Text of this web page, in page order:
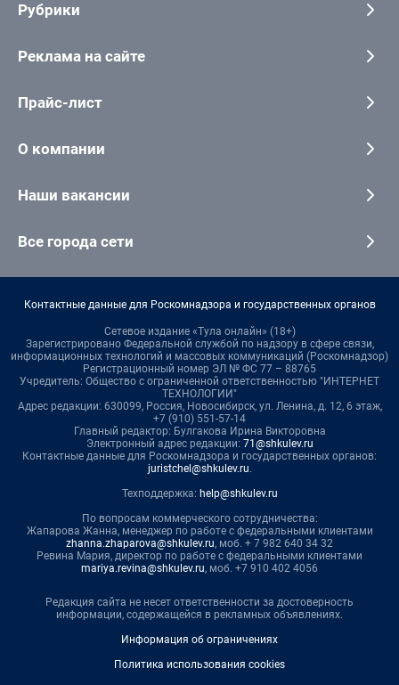
Рубрики
Реклама на сайте
Прайс-лист
О компании
Наши вакансии
Все города сети
Контактные данные для Роскомнадзора и государственных органов
Сетевое издание «Тула онлайн» (18+)
Зарегистрировано Федеральной службой по надзору в сфере связи,
информационных технологий и массовых коммуникаций (Роскомнадзор)
Регистрационный номер ЭЛ № ФС 77 – 88765
Учредитель: Общество с ограниченной ответственностью "ИНТЕРНЕТ
ТЕХНОЛОГИИ"
Адрес редакции: 630099, Россия, Новосибирск, ул. Ленина, д. 12, 6 этаж,
+7 (910) 551-57-14
Главный редактор: Булгакова Ирина Викторовна
Электронный адрес редакции: 71@shkulev.ru
Контактные данные для Роскомнадзора и государственных органов:
juristchel@shkulev.ru.
Техподдержка: help@shkulev.ru
По вопросам коммерческого сотрудничества:
Жапарова Жанна, менеджер по работе с федеральными клиентами
zhanna.zhaparova@shkulev.ru, моб. + 7 982 640 34 32
Ревина Мария, директор по работе с федеральными клиентами
mariya.revina@shkulev.ru, моб. +7 910 402 4056
Редакция сайта не несет ответственности за достоверность
информации, содержащейся в рекламных объявлениях.
Информация об ограничениях
Политика использования cookies